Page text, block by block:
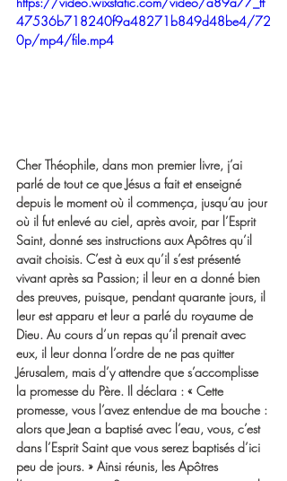
47536b718240f9a48271b849d48be4/72
0p/mp4/file.mp4
Cher Théophile, dans mon premier livre, j’ai
parlé de tout ce que Jésus a fait et enseigné
depuis le moment où il commença, jusqu’au jour
où il fut enlevé au ciel, après avoir, par l’Esprit
Saint, donné ses instructions aux Apôtres qu’il
avait choisis. C’est à eux qu’il s’est présenté
vivant après sa Passion; il leur en a donné bien
des preuves, puisque, pendant quarante jours, il
leur est apparu et leur a parlé du royaume de
Dieu. Au cours d’un repas qu’il prenait avec
eux, il leur donna l’ordre de ne pas quitter
Jérusalem, mais d’y attendre que s’accomplisse
la promesse du Père. Il déclara : « Cette
promesse, vous l’avez entendue de ma bouche :
alors que Jean a baptisé avec l’eau, vous, c’est
dans l’Esprit Saint que vous serez baptisés d’ici
peu de jours. » Ainsi réunis, les Apôtres